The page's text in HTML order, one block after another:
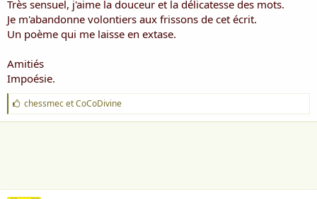
Très sensuel, j'aime la douceur et la délicatesse des mots.
Je m'abandonne volontiers aux frissons de cet écrit.
Un poème qui me laisse en extase.
Amitiés
Impoésie.
J
'
a
chessmecetCoCoDivine